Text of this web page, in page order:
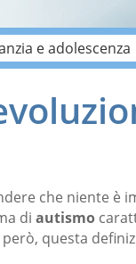
e adolescenza
che niente è
di autismo
questa